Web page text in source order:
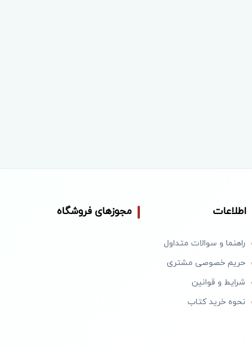
اطلاعات
راهنما و سوالات متداول
حریم خصوصی مشتری
شرایط و قوانین
نحوه خرید کتاب
مجوزهای فروشگاه